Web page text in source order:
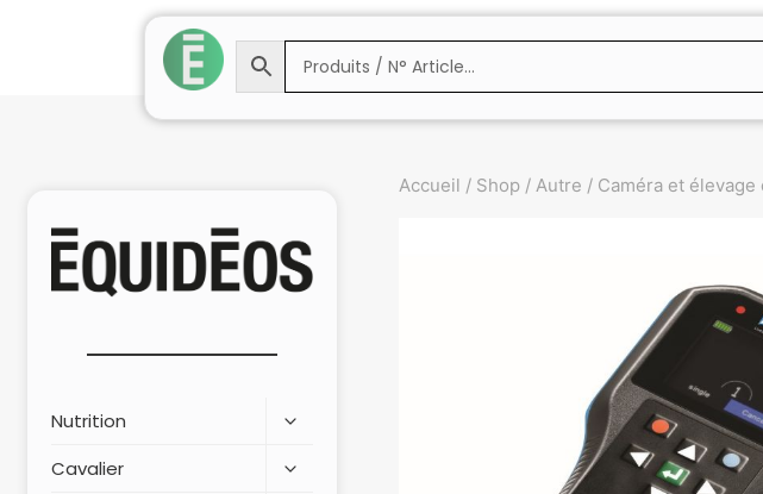
Accueil / Shop / Autre / Caméra et élevage
Nutrition
Cavalier